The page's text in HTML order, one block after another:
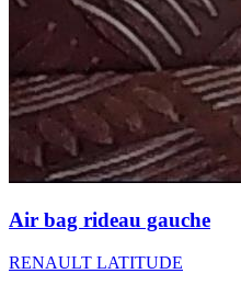
Air bag rideau gauche
RENAULT LATITUDE